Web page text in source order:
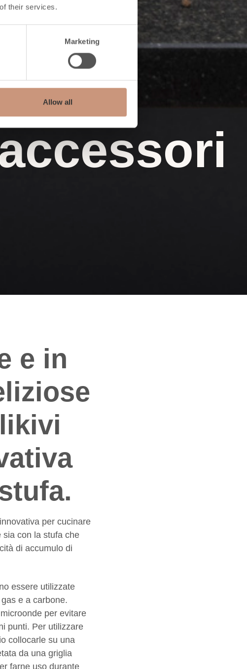
their services.
Marketing
Allow all
e in
per cucinare
sia con la stufa che
di accumulo di
essere utilizzate
e a carbone.
per evitare
punti. Per utilizzare
collocarle su una
da una griglia
farne uso durante